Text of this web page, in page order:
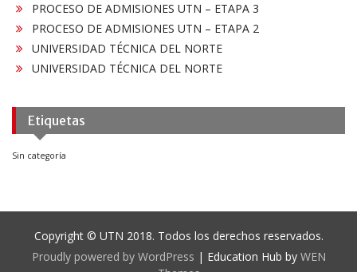
PROCESO DE ADMISIONES UTN – ETAPA 3
PROCESO DE ADMISIONES UTN – ETAPA 2
UNIVERSIDAD TÉCNICA DEL NORTE
UNIVERSIDAD TÉCNICA DEL NORTE
Etiquetas
Sin categoría
Copyright © UTN 2018. Todos los derechos reservados.
Proudly powered by WordPress | Education Hub by WEN